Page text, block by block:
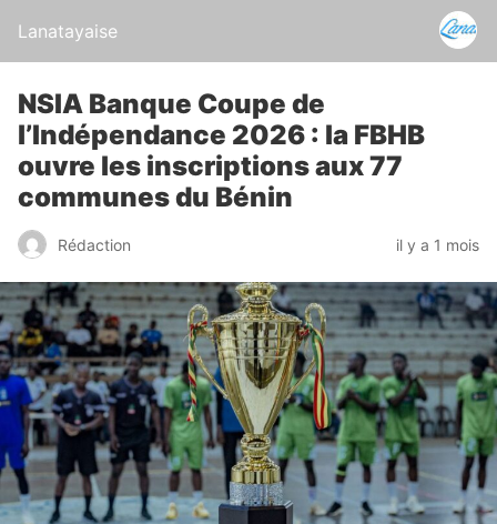
Lanatayaise
NSIA Banque Coupe de
l’Indépendance 2026 : la FBHB
ouvre les inscriptions aux 77
communes du Bénin
Rédaction il y a 1 mois